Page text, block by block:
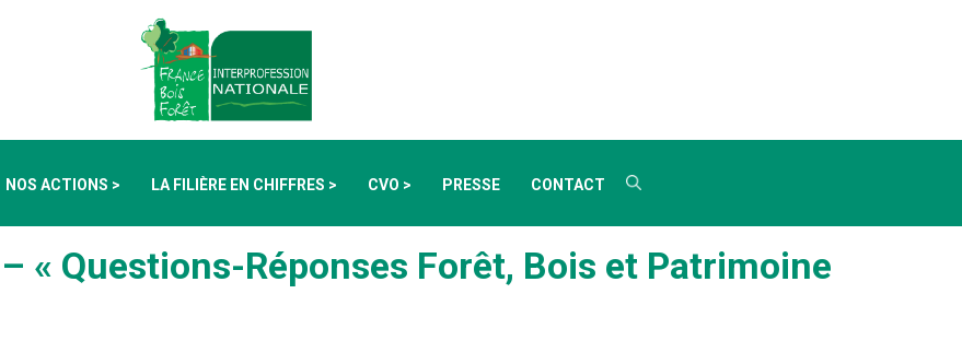
NOS ACTIONS > LA FILIÈRE EN CHIFFRES > CVO > PRESSE CONTACT
« Questions-Réponses Forêt, Bois et Patrimoine